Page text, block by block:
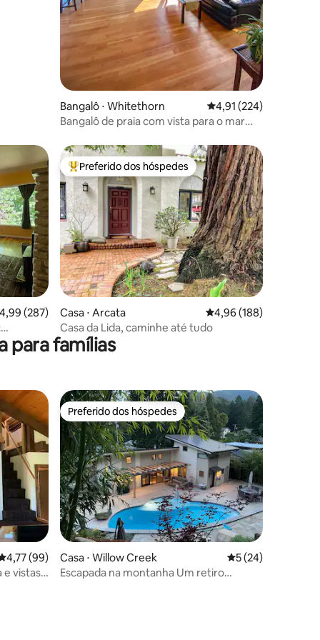
Bangalô ⋅ Whitethorn 4,91 de uma avaliação
4,91 (224)
Bangalô de praia com vista para o mar
hóspedes
de uma avaliação média de 5, 287 avaliações
4,99 (287)
Entre os melhores preferidos dos hóspedes
Preferido dos hóspedes
Casa ⋅ Arcata 4,96 de uma avaliação
4,96 (188)
Casa da Lida, caminhe até tudo
para famílias
de uma avaliação média de 5, 99 avaliações
4,77 (99)
e vistas
Preferido dos hóspedes
Preferido dos hóspedes
Casa ⋅ Willow Creek 5 de uma
5 (24)
Escapada na montanha Um retiro